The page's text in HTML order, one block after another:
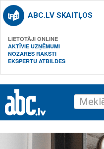
ABC.LV SKAITĻOS
LIETOTĀJI ONLINE
AKTĪVIE UZŅĒMUMI
NOZARES RAKSTI
EKSPERTU ATBILDES